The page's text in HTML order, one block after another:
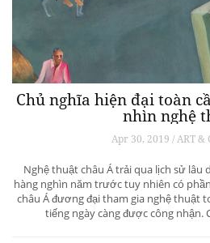
Chủ nghĩa hiện đại toàn
nhìn nghệ
Apr 30, 2019 / ART &
Nghệ thuật châu Á trải qua lịch sử lâu
hàng nghìn năm trước tuy nhiên có
châu Á đương đại tham gia nghệ thuật
tiếng ngày càng được công